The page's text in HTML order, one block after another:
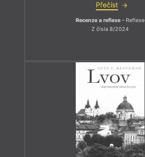
Přečíst
Recenze a reflexe – Reflexe
Z čísla 8/2024